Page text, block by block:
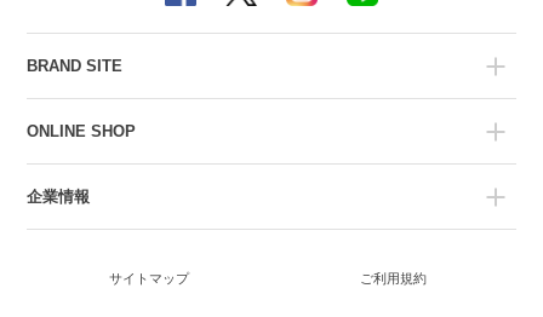
BRAND SITE
ONLINE SHOP
企業情報
サイトマップ ご利用規約